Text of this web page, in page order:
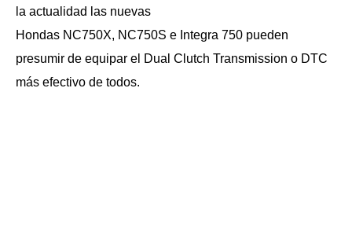
la actualidad las nuevas
Hondas NC750X, NC750S e Integra 750 pueden
presumir de equipar el Dual Clutch Transmission o DTC
más efectivo de todos.